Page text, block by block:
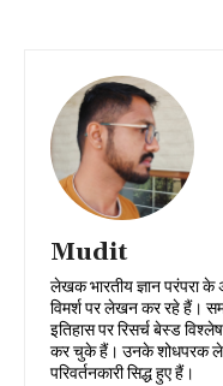
Mudit
लेखक भारतीय ज्ञान परंपरा
विमर्श पर लेखन कर रहे हैं।
इतिहास पर रिसर्च बेस्ड
कर चुके हैं। उनके शोधपरक लेख
परिवर्तनकारी सिद्ध हुए हैं।